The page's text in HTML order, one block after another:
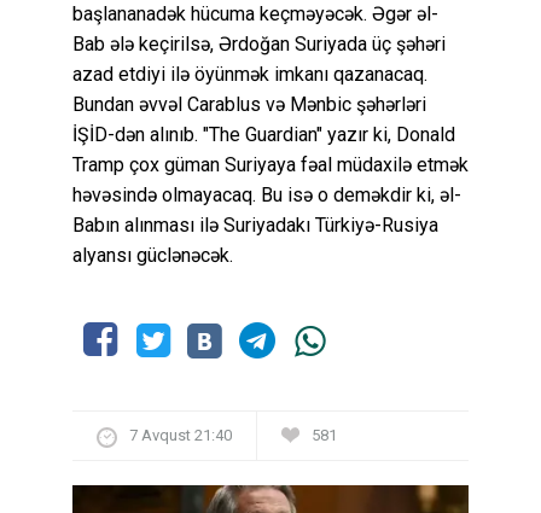
başlananadək hücuma keçməyəcək. Əgər əl-
Bab ələ keçirilsə, Ərdoğan Suriyada üç şəhəri
azad etdiyi ilə öyünmək imkanı qazanacaq.
Bundan əvvəl Carablus və Mənbic şəhərləri
İŞİD-dən alınıb. "The Guardian" yazır ki, Donald
Tramp çox güman Suriyaya fəal müdaxilə etmək
həvəsində olmayacaq. Bu isə o deməkdir ki, əl-
Babın alınması ilə Suriyadakı Türkiyə-Rusiya
alyansı güclənəcək.
7 Avqust 21:40 581